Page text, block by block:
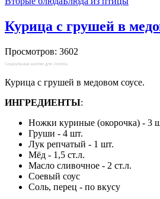
Курица с грушей в
Просмотров: 3602
Социальные кнопки для Joomla
Курица с грушей в медовом соусе.
ИНГРЕДИЕНТЫ:
Ножки куриные (окорочка) - 3
Груши - 4 шт.
Лук репчатый - 1 шт.
Мёд - 1,5 ст.л.
Масло сливочное - 2 ст.л.
Соевый соус
Соль, перец - по вкусу